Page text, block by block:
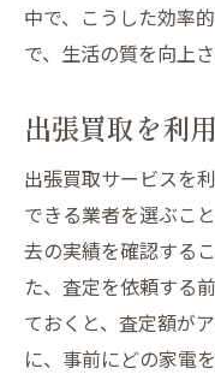
中で、こうした効率
で、生活の質を向上
出張買取を利
出張買取サービスを
できる業者を選ぶこ
去の実績を確認する
た、査定を依頼する
ておくと、査定額が
に、事前にどの家電